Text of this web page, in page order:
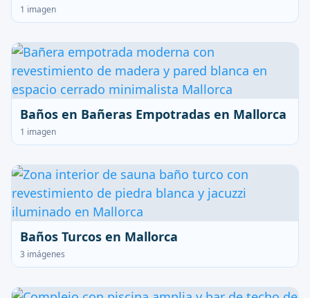
1 imagen
Baños en Bañeras Empotradas en Mallorca
1 imagen
Baños Turcos en Mallorca
3 imágenes